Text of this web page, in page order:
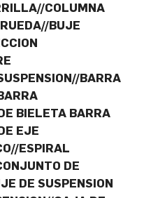
COLUMNA
BUJE
BARRA
BIELETA BARRA
EJE
ESPIRAL
DE
DE SUSPENSION